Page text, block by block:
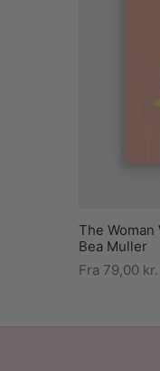
The
Bea Muller
Fra 79,00 kr.